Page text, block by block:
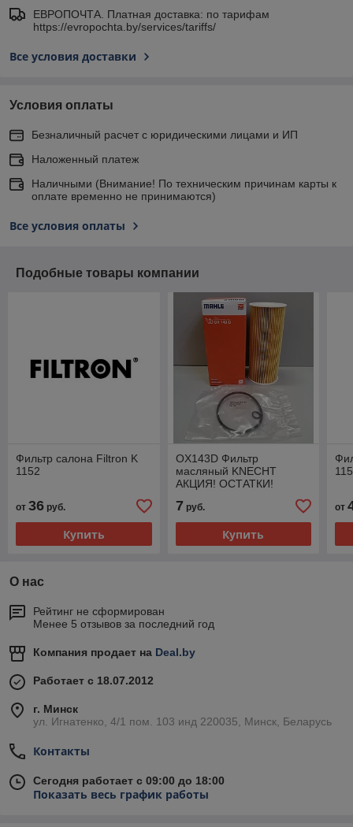
ЕВРОПОЧТА. Платная доставка: по тарифам
https://evropochta.by/services/tariffs/
Все условия доставки
Условия оплаты
Безналичный расчет с юридическими лицами и ИП
Наложенный платеж
Наличными (Внимание! По техническим причинам карты к
оплате временно не принимаются)
Все условия оплаты
Подобные товары компании
Фильтр салона Filtron K
1152
от 36 руб.
Купить
OX143D Фильтр
масляный KNECHT
АКЦИЯ! ОСТАТКИ!
7 руб.
Купить
от
О нас
Рейтинг не сформирован
Менее 5 отзывов за последний год
Компания продает на Deal.by
Работает с 18.07.2012
г. Минск
ул. Игнатенко, 4/1 пом. 103 инд 220035, Минск, Беларусь
Контакты
Сегодня работает с 09:00 до 18:00
Показать весь график работы